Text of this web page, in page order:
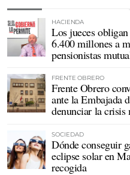
HACIENDA
Los jueces
6.400 millones a
pensionistas
FRENTE OBRERO
Frente Obrero
ante la Embajada
denunciar la crisis
SOCIEDAD
Dónde conseguir
eclipse solar en
recogida